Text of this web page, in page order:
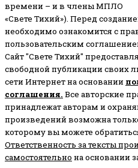
времени – и в члены МПЛО
«Свете Тихий»). Перед
необходимо ознакомится с
пользовательским
Сайт "Свете Тихий"
свободной публикации своих
сети Интернет на основании
соглашения. Все авторские
принадлежат авторам и
произведений возможна
которому вы можете
Ответственность за тексты
самостоятельно на основании